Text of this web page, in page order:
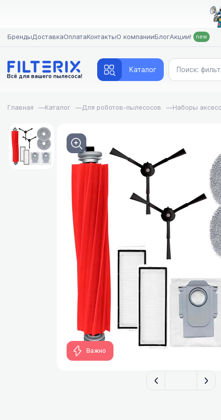
БрендыДоставкаОплатаКонтактыО компанииБлогАкции! new
Всё для вашего пылесоса!
Каталог
Главная —Каталог —Для роботов-пылесосов —Наборы
Важно
FILTERIX — Запчасти, аксессуары и моющие